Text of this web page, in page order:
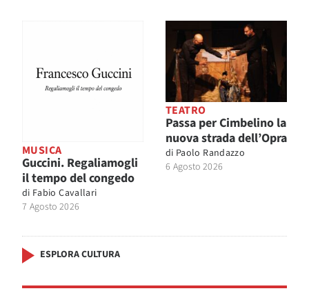
MUSICA
Guccini. Regaliamogli
il tempo del congedo
di Fabio Cavallari
7 Agosto 2026
TEATRO
Passa per Cimbelino la
nuova strada dell’Opra
di Paolo Randazzo
6 Agosto 2026
ESPLORA CULTURA